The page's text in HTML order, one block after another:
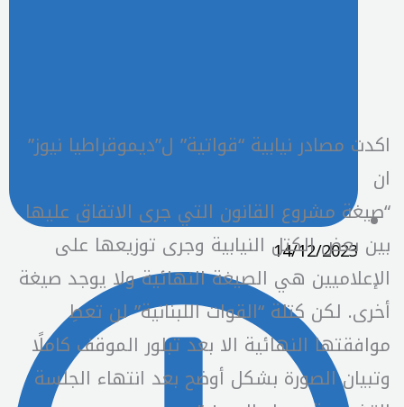
14/12/2023
اكدت مصادر نيابية “قواتية” ل”ديموقراطيا نيوز”
ان
“صيغة مشروع القانون التي جرى الاتفاق عليها
بين بعض الكتل النيابية وجرى توزيعها على
الإعلاميين هي الصيغة النهائية ولا يوجد صيغة
أخرى. لكن كتلة “القوات اللبنانية” لن تعطِ
موافقتها النهائية الا بعد تبلور الموقف كاملًا
وتبيان الصورة بشكل أوضح بعد انتهاء الجلسة